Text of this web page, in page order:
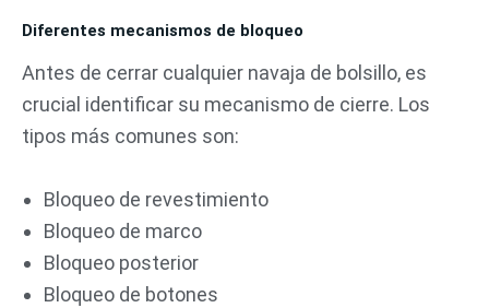
Diferentes mecanismos de bloqueo
Antes de cerrar cualquier navaja de bolsillo, es
crucial identificar su mecanismo de cierre. Los
tipos más comunes son:
Bloqueo de revestimiento
Bloqueo de marco
Bloqueo posterior
Bloqueo de botones